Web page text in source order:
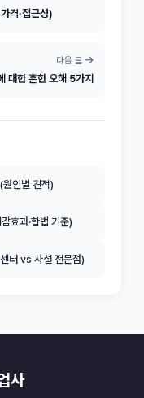
격·접근성)
다음 글
대한 흔한 오해 5가지
원인별 견적)
효과·합법 기준)
터 vs 사설 전문점)
사